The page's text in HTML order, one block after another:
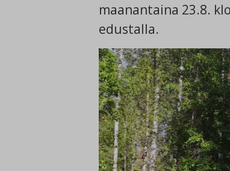
maanantaina 23.8.
edustalla.